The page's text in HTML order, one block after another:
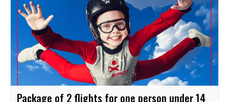
Package of 2 flights for one person under 14